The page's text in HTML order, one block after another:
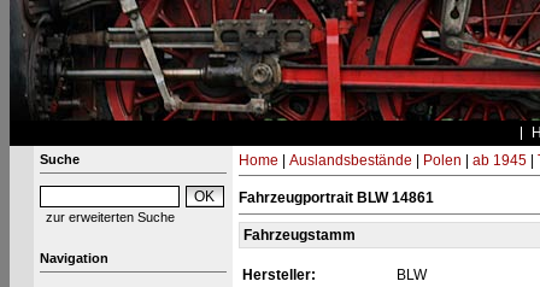
Suche
zur erweiterten Suche
Navigation
Home Auslandsbestände Polen ab 1945|
Fahrzeugportrait BLW 14861
Fahrzeugstamm
Hersteller:
BLW